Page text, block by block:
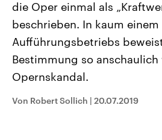
Landtagswahl Sachsen-Anhalt
2026
Alle Informationen
Sachsen-Anhalt wählt am 6.
September 2026 einen neuen
Landtag. Seit 2021 wird das
Bundesland von einer Koalition aus
Umfragen, Prognosen,
Wahlprogramme, aktuelle Berichte
die Oper einmal als
beschrieben. In kaum
Aufführungsbetriebs
Bestimmung so anschaulich
Opernskandal.
Von Robert Sollich | 20.07.2019